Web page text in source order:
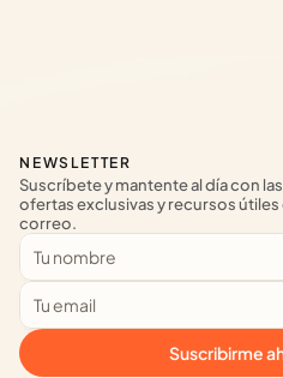
NEWSLETTER
Suscríbete y mantente al día con
ofertas exclusivas y recursos
correo.
Suscribirme